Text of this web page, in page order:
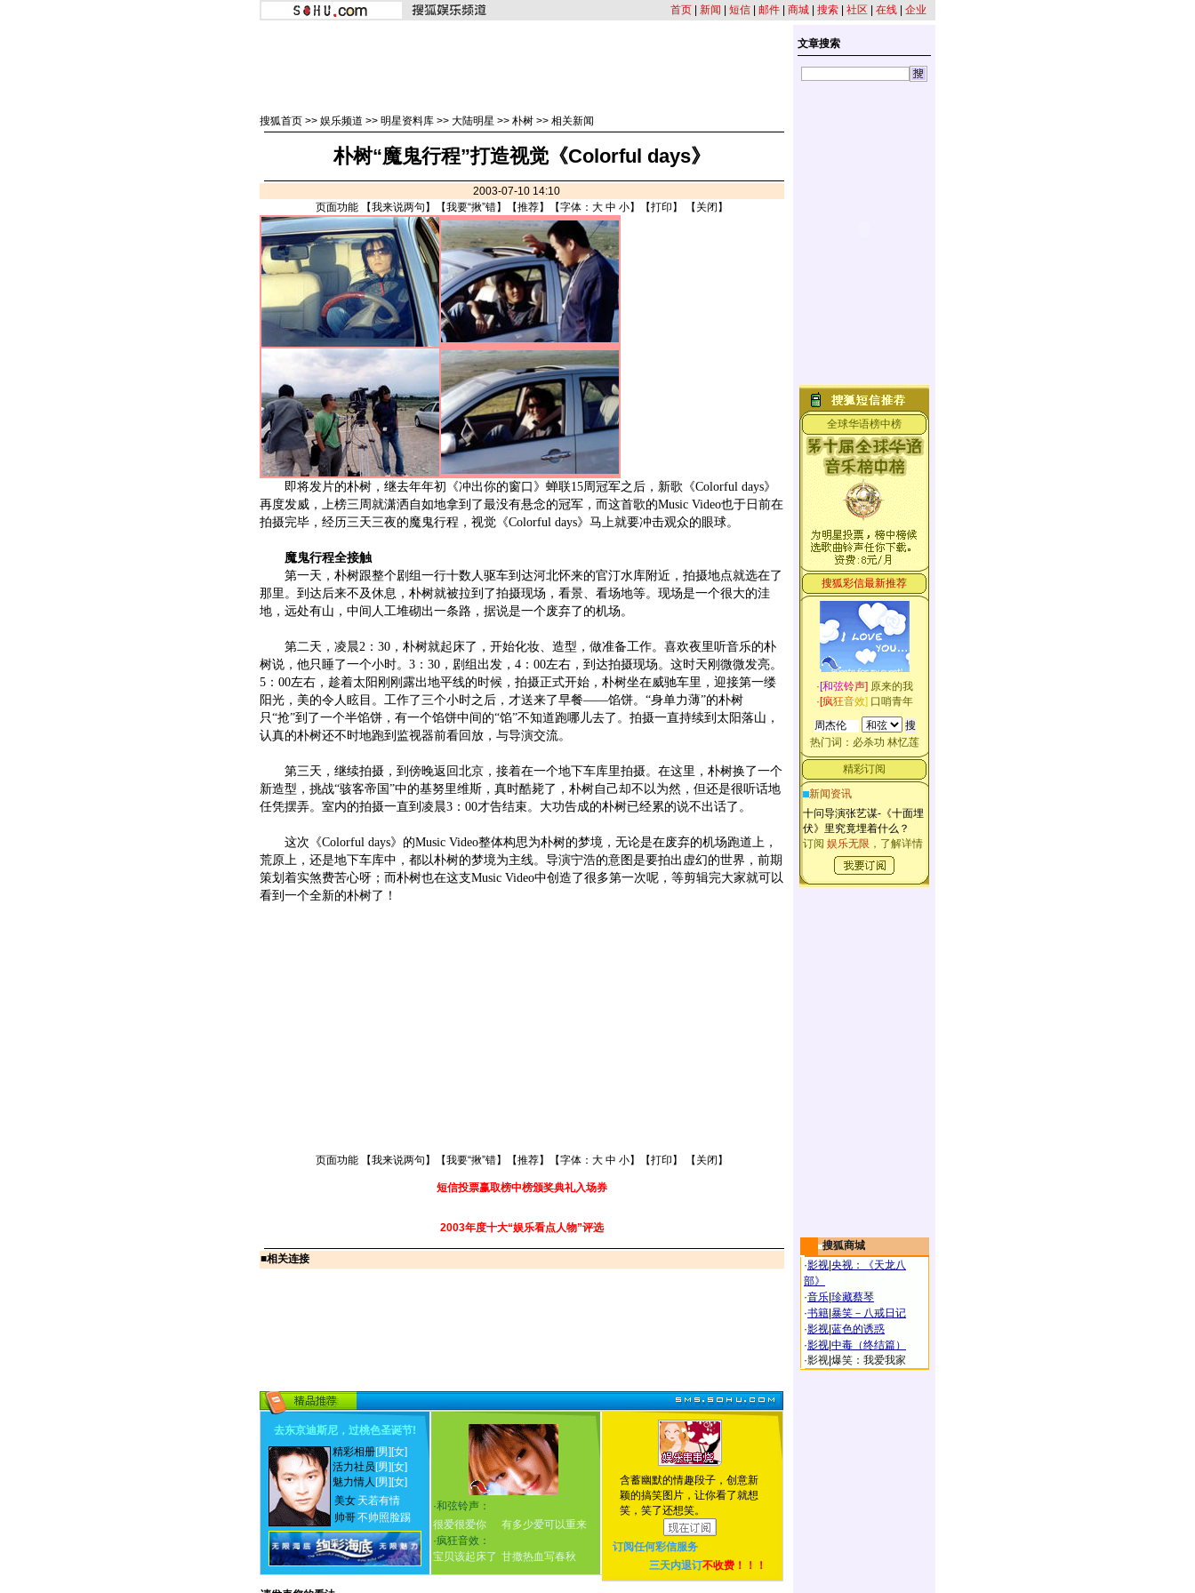
首页 新闻 短信 邮件 商城 搜索 社区 在线 企业
搜狐首页 >> 娱乐频道 >> 明星资料库 >> 大陆明星 >> 朴树 >> 相关新闻
朴树“魔鬼行程”打造视觉《Colorful days》
2003-07-10 14:10
页面功能 【我来说两句 】【我要“揪”错】【推荐】【字体： 大 中 小】【打印 】 【 关闭 】
即将发片的朴树，继去年年初《冲出你的窗口》蝉联15周冠军之后，新歌《Colorful days》
再度发威，上榜三周就潇洒自如地拿到了最没有悬念的冠军，而这首歌的Music Video也于日前在
拍摄完毕，经历三天三夜的魔鬼行程，视觉《Colorful days》马上就要冲击观众的眼球。
魔鬼行程全接触
第一天，朴树跟整个剧组一行十数人驱车到达河北怀来的官汀水库附近，拍摄地点就选在了
那里。到达后来不及休息，朴树就被拉到了拍摄现场，看景、看场地等。现场是一个很大的洼
地，远处有山，中间人工堆砌出一条路，据说是一个废弃了的机场。
第二天，凌晨2：30，朴树就起床了，开始化妆、造型，做准备工作。喜欢夜里听音乐的朴
树说，他只睡了一个小时。3：30，剧组出发，4：00左右，到达拍摄现场。这时天刚微微发亮。
5：00左右，趁着太阳刚刚露出地平线的时候，拍摄正式开始，朴树坐在威驰车里，迎接第一缕
阳光，美的令人眩目。工作了三个小时之后，才送来了早餐——馅饼。“身单力薄”的朴树
只“抢”到了一个半馅饼，有一个馅饼中间的“馅”不知道跑哪儿去了。拍摄一直持续到太阳落山，
认真的朴树还不时地跑到监视器前看回放，与导演交流。
第三天，继续拍摄，到傍晚返回北京，接着在一个地下车库里拍摄。在这里，朴树换了一个
新造型，挑战“骇客帝国”中的基努里维斯，真时酷毙了，朴树自己却不以为然，但还是很听话地
任凭摆弄。室内的拍摄一直到凌晨3：00才告结束。大功告成的朴树已经累的说不出话了。
这次《Colorful days》的Music Video整体构思为朴树的梦境，无论是在废弃的机场跑道上，
荒原上，还是地下车库中，都以朴树的梦境为主线。导演宁浩的意图是要拍出虚幻的世界，前期
策划着实煞费苦心呀；而朴树也在这支Music Video中创造了很多第一次呢，等剪辑完大家就可以
看到一个全新的朴树了！
页面功能 【我来说两句 】【我要“揪”错】【推荐】【字体： 大 中 小】【打印 】 【 关闭 】
短信投票赢取榜中榜颁奖典礼入场券
2003年度十大“娱乐看点人物”评选
■相关连接
去东京迪斯尼，过桃色圣诞节!
精彩相册[男] [女]
活力社员 [男] [女]
魅力情人 [男] [女]
美女 天若有情
帅哥不帅照脸踢
·和弦铃声：
很爱很爱你
有多少爱可以重来
·疯狂音效：
宝贝该起床了 甘撒热血写春秋
含蓄幽默的情趣段子，创意新
颖的搞笑图片，让你看了就想
笑，笑了还想笑。
订阅任何彩信服务
三天内退订不收费！！！
文章搜索
全球华语榜中榜
搜狐彩信最新推荐
·[和弦铃声] 原来的我
·[疯狂音效] 口哨青年
热门词： 必杀功 林忆莲
精彩订阅
新闻资讯
十问导演张艺谋-《十面埋
伏》里究竟埋着什么？
订阅 娱乐无限 ，了解详情
搜狐商城
·影视 央视：《天龙八
部》
·音乐 珍藏蔡琴
·书籍 暴笑－八戒日记
·影视 蓝色的诱惑
·影视 中毒（终结篇）
·影视 爆笑：我爱我家